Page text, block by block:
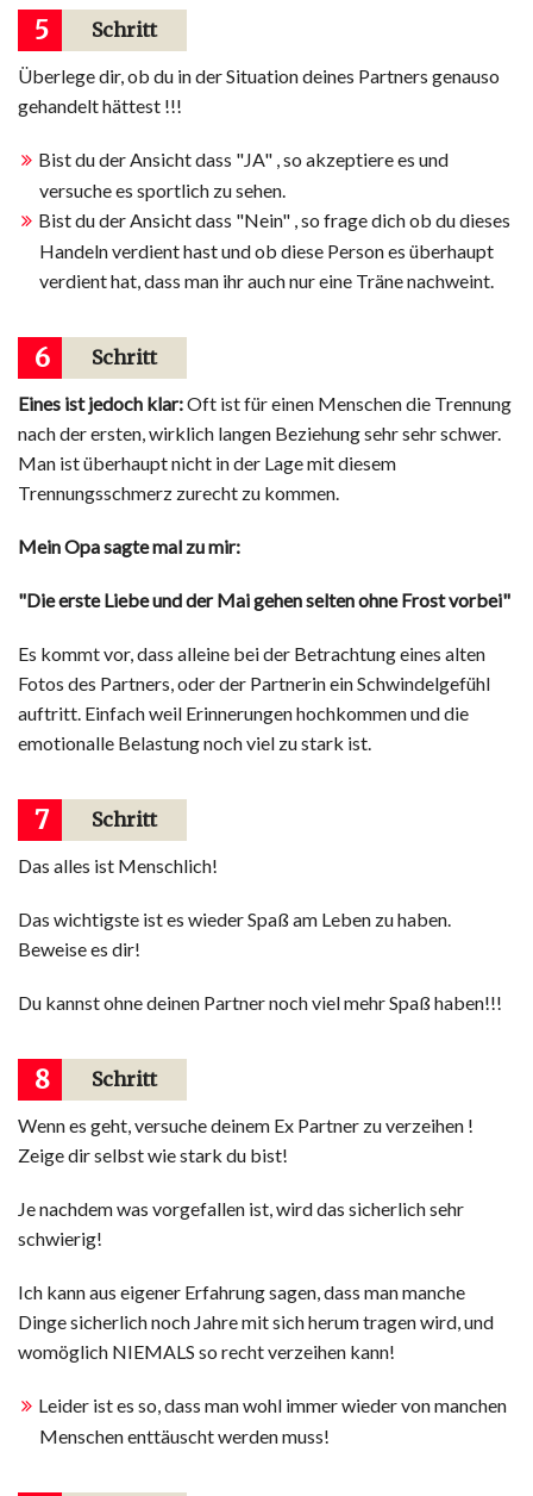
5 Schritt
Überlege dir, ob du in der Situation deines Partners genauso
gehandelt hättest !!!
Bist du der Ansicht dass "JA" , so akzeptiere es und
versuche es sportlich zu sehen.
Bist du der Ansicht dass "Nein" , so frage dich ob du dieses
Handeln verdient hast und ob diese Person es überhaupt
verdient hat, dass man ihr auch nur eine Träne nachweint.
6 Schritt
Eines ist jedoch klar:Oft ist für einen Menschen die Trennung
nach der ersten, wirklich langen Beziehung sehr sehr schwer.
Man ist überhaupt nicht in der Lage mit diesem
Trennungsschmerz zurecht zu kommen.
Mein Opa sagte mal zu mir:
"Die erste Liebe und der Mai gehen selten ohne Frost vorbei"
Es kommt vor, dass alleine bei der Betrachtung eines alten
Fotos des Partners, oder der Partnerin ein Schwindelgefühl
auftritt. Einfach weil Erinnerungen hochkommen und die
emotionalle Belastung noch viel zu stark ist.
7 Schritt
Das alles ist Menschlich!
Das wichtigste ist es wieder Spaß am Leben zu haben.
Beweise es dir!
Du kannst ohne deinen Partner noch viel mehr Spaß haben!!!
8 Schritt
Wenn es geht, versuche deinem Ex Partner zu verzeihen !
Zeige dir selbst wie stark du bist!
Je nachdem was vorgefallen ist, wird das sicherlich sehr
schwierig!
Ich kann aus eigener Erfahrung sagen, dass man manche
Dinge sicherlich noch Jahre mit sich herum tragen wird, und
womöglich NIEMALS so recht verzeihen kann!
Leider ist es so, dass man wohl immer wieder von manchen
Menschen enttäuscht werden muss!